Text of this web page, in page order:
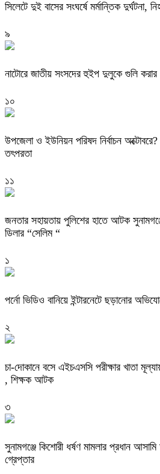
সিলেটে দুই বাসের সংঘর্ষে মর্মান্তিক
৯
নাটোরে জাতীয় সংসদের হুইপ দুলুকে গুলি
১০
উপজেলা ও ইউনিয়ন পরিষদ নির্বাচন
তৎপরতা
১১
জনতার সহায়তায় পুলিশের হাতে আটক
ডিলার “সেলিম “
১
পর্নো ভিডিও বানিয়ে ইন্টারনেটে ছড়ানোর
২
চা-দোকানে বসে এইচএসসি পরীক্ষার খাতা
, শিক্ষক আটক
৩
‎সুনামগঞ্জে কিশোরী ধর্ষণ মামলার প্রধান
গ্রেপ্তার